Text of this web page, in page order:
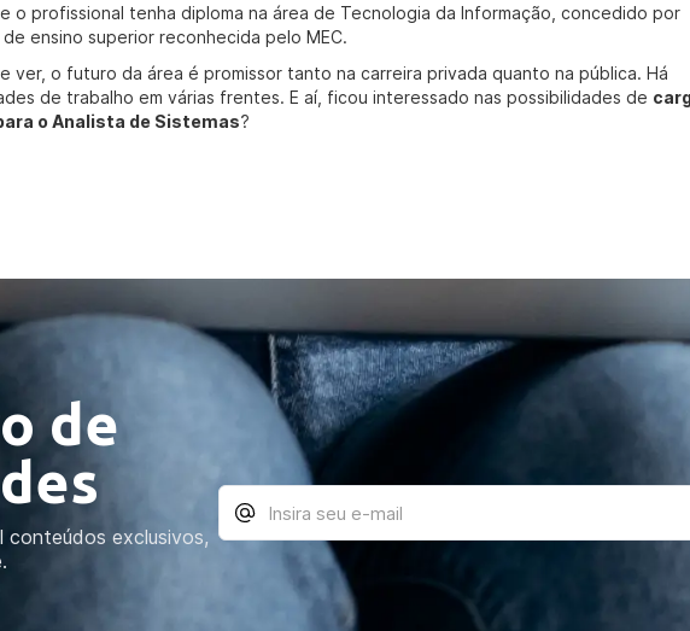
o profissional tenha diploma na área de Tecnologia da Informação, concedido por
ensino superior reconhecida pelo MEC.
ver, o futuro da área é promissor tanto na carreira privada quanto na pública. Há
de trabalho em várias frentes. E aí, ficou interessado nas possibilidades de
o Analista de Sistemas?
de
conteúdos exclusivos,